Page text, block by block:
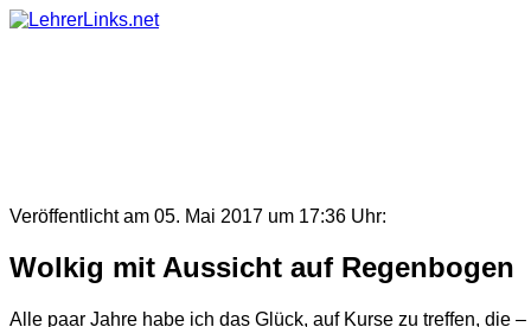
Skip
Veröffentlicht am 05. Mai 2017 um 17:36 Uhr:
Wolkig mit Aussicht auf Regenbogen
Alle paar Jahre habe ich das Glück, auf Kurse zu treffen, die